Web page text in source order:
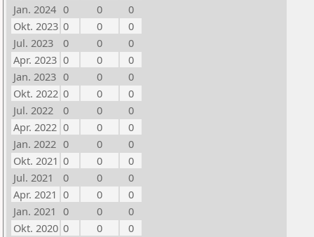
Jan. 2024 0 0
0
Okt. 2023 0 0
0
Jul. 2023
0 0
0
Apr. 2023 0 0
0
Jan. 2023 0 0
0
Okt. 2022 0 0
0
Jul. 2022
0 0
0
Apr. 2022 0 0
0
Jan. 2022 0 0
0
Okt. 2021 0 0
0
Jul. 2021
0 0
0
Apr. 2021 0 0
0
Jan. 2021 0 0
0
Okt. 2020 0 0
0